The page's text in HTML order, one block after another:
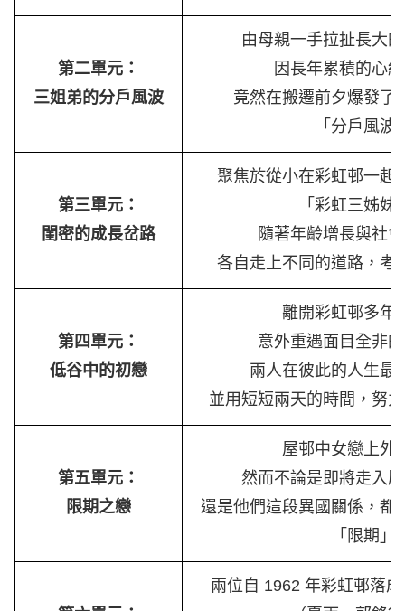
第二單元：
三姐弟的分戶風波
由母親一手拉扯長大
因長年累積的心
竟然在搬遷前夕爆發了
「分戶風波
第三單元：
閨密的成長岔路
聚焦於從小在彩虹邨一起
「彩虹三姊妹
隨著年齡增長與社
各自走上不同的道路，考
第四單元：
低谷中的初戀
離開彩虹邨多年
意外重遇面目全非
兩人在彼此的人生最
並用短短兩天的時間，努
第五單元：
限期之戀
屋邨中女戀上外
然而不論是即將走入
還是他們這段異國關係，都
「限期」
兩位自 1962 年彩虹邨落